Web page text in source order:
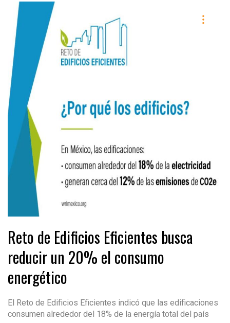
Reto de Edificios Eficientes busca
reducir un 20% el consumo
energético
El Reto de Edificios Eficientes indicó que las edificaciones
consumen alrededor del 18% de la energía total del país